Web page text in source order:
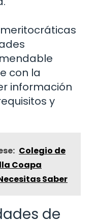
con la
información
y
Colegio de
Coapa
Saber
de